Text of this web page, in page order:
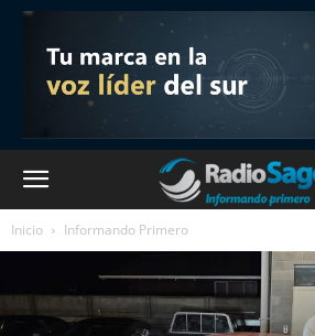
Inicio Informando Primero